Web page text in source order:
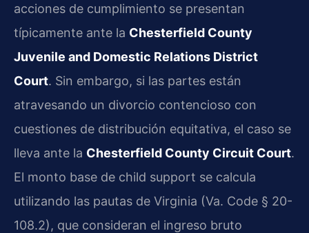
acciones de cumplimiento se presentan
típicamente ante la Chesterfield County
Juvenile and Domestic Relations District
Court. Sin embargo, si las partes están
atravesando un divorcio contencioso con
cuestiones de distribución equitativa, el caso se
lleva ante la Chesterfield County Circuit Court.
El monto base de child support se calcula
utilizando las pautas de Virginia (Va. Code § 20-
108.2), que consideran el ingreso bruto